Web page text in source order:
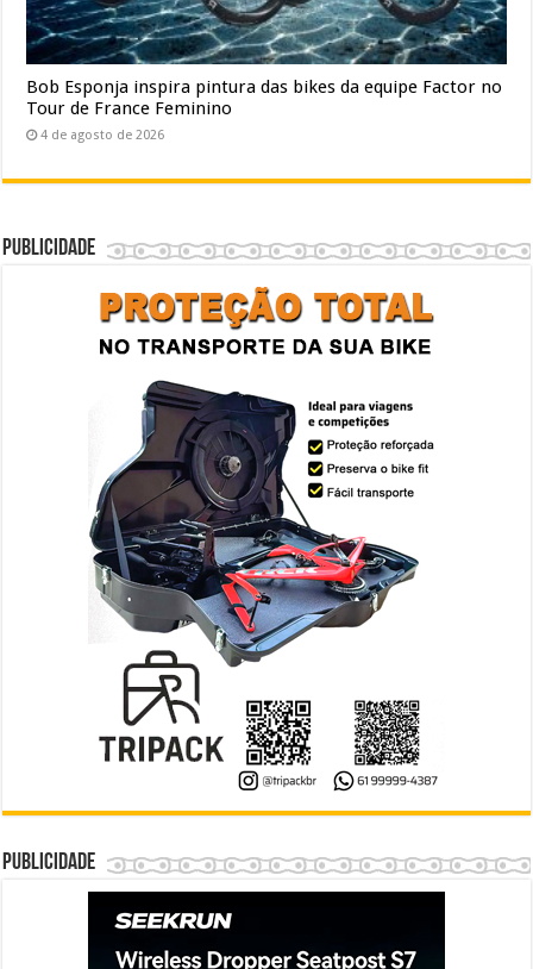
Bob Esponja inspira pintura das bikes da equipe Factor no
Tour de France Feminino
4 de agosto de 2026
Publicidade
Publicidade